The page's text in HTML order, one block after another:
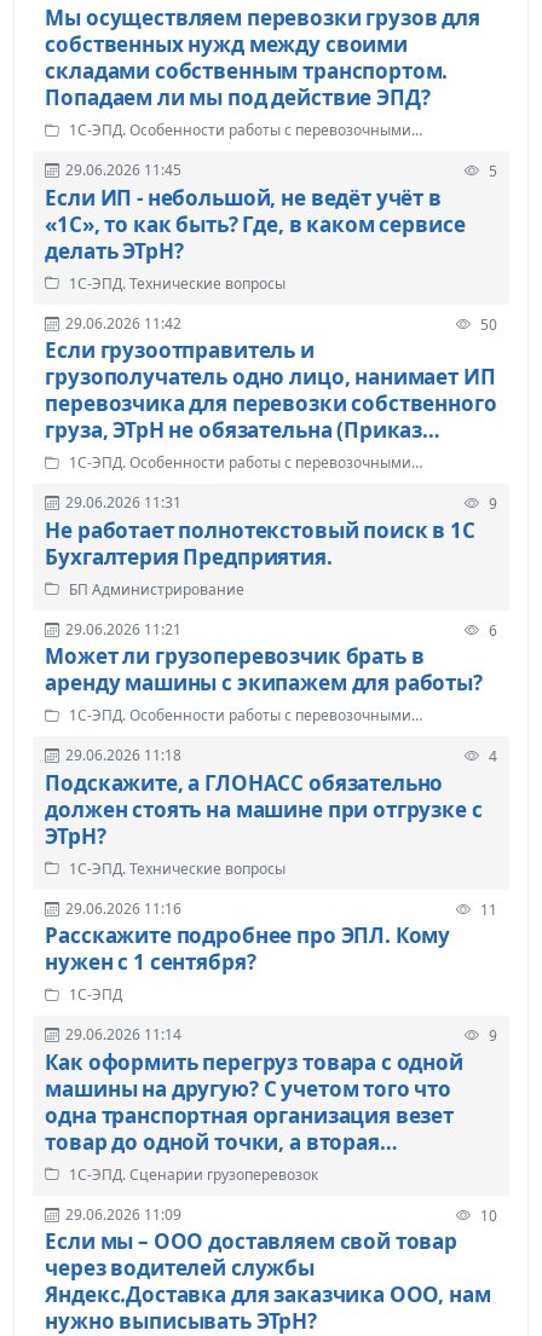
Мы осуществляем перевозки грузов для
собственных нужд между своими
складами собственным транспортом.
Попадаем ли мы под действие ЭПД?
1С-ЭПД. Особенности работы с перевозочными
29.06.2026 11:45
5
Если ИП - небольшой, не ведёт учёт в
«1С», то как быть? Где, в каком сервисе
делать ЭТрН?
1С-ЭПД. Технические вопросы
29.06.2026 11:42
50
Если грузоотправитель и
грузополучатель одно лицо, нанимает ИП
перевозчика для перевозки собственного
груза, ЭТрН не обязательна (Приказ
Минтранса №262 от 01.06.2026 г.)?
1С-ЭПД. Особенности работы с перевозочными
29.06.2026 11:31
9
Не работает полнотекстовый поиск в 1С
Бухгалтерия Предприятия.
БП Администрирование
29.06.2026 11:21
6
Может ли грузоперевозчик брать в
аренду машины с экипажем для работы?
1С-ЭПД. Особенности работы с перевозочными
29.06.2026 11:18
4
Подскажите, а ГЛОНАСС обязательно
должен стоять на машине при отгрузке с
ЭТрН?
1С-ЭПД. Технические вопросы
29.06.2026 11:16
11
Расскажите подробнее про ЭПЛ. Кому
нужен с 1 сентября?
1С-ЭПД
29.06.2026 11:14
9
Как оформить перегруз товара с одной
машины на другую? С учетом того что
одна транспортная организация везет
товар до одной точки, а вторая
организация забирает груз и везет до
1С-ЭПД. Сценарии грузоперевозок
29.06.2026 11:09
10
Если мы – ООО доставляем свой товар
через водителей службы
Яндекс.Доставка для заказчика ООО, нам
нужно выписывать ЭТрН?